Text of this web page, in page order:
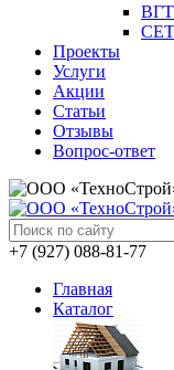
ВГТ
Проекты
Услуги
Акции
Статьи
Отзывы
Вопрос-ответ
+7 (927) 088-81-77
Главная
Каталог